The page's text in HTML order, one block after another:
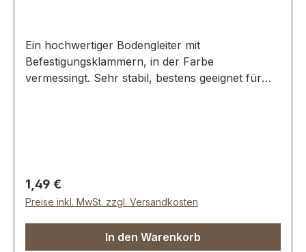
Ein hochwertiger Bodengleiter mit
Befestigungsklammern, in der Farbe
vermessingt. Sehr stabil, bestens geeignet für
Regulärer Preis:
1,49 €
Preise inkl. MwSt. zzgl. Versandkosten
In den Warenkorb